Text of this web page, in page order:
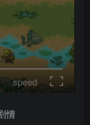
speed
情